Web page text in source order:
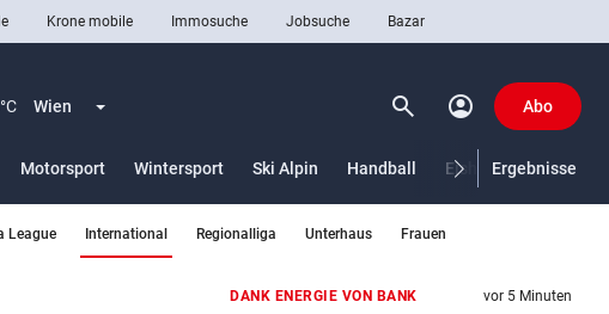
Krone mobile Immosuche Jobsuche Bazar
Wien Menü aufklappen search Suchen
account_circle Abo
Motorsport Wintersport Ski Alpin Handball Eishockey US-Sport
Ergebnisse
League International Regionalliga Unterhaus Frauen
DANK ENERGIE VON BANK vor 5 Minuten